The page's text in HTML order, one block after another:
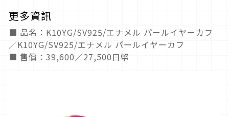
更多資訊
■ 品名：K10YG/SV925/エナメル パールイヤーカフ
／K10YG/SV925/エナメル パールイヤーカフ
■ 售價：39,600／27,500日幣